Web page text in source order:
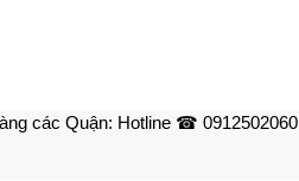
các Quận: Hotline ☎ 0912502060